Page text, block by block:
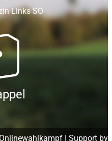
Links SO
Onlinewahlkampf | Support by